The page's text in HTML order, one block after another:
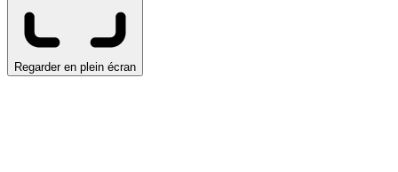
Regarder en plein écran